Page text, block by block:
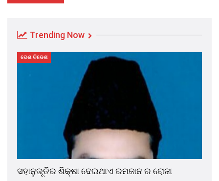
Trending Now
ଦେଶ ବିଦେଶ
ସହାନୁଭୂତିର ଶିକ୍ଷା ଦେଇଥାଏ ରମଜାନ ର ରୋଜା